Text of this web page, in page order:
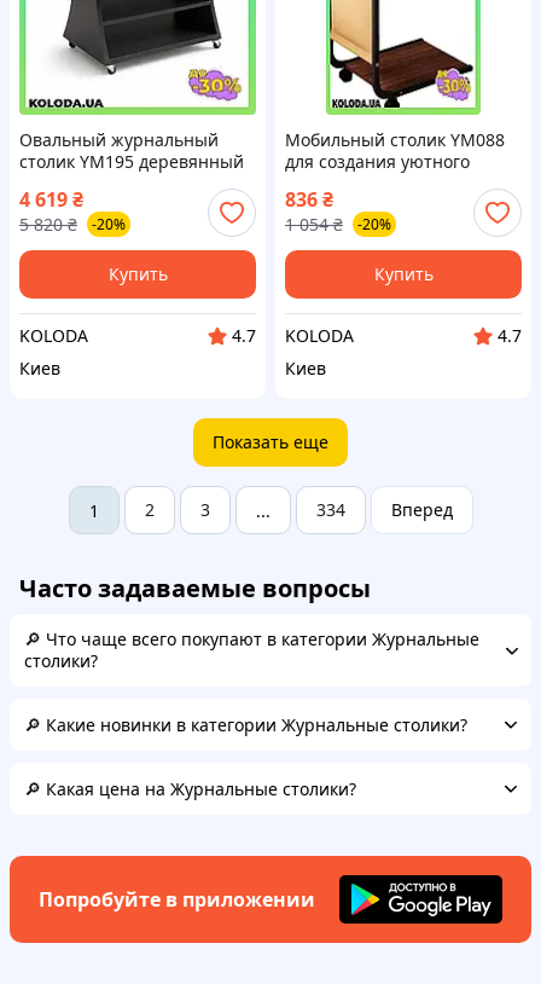
Овальный журнальный
столик YM195 деревянный
гостиной спальни дивана
4 619₴
5 820 ₴ -20%
Купить
KOLODA
4.7
Киев
Мобильный столик YM088
для создания уютного
836₴
1 054 ₴ -20%
Купить
KOLODA
4.7
Киев
Показать еще
1 2 3 ... 334 Вперед
Часто задаваемые вопросы
🔎 Что чаще всего покупают в категории Журнальные
столики?
🔎 Какие новинки в категории Журнальные столики?
🔎 Какая цена на Журнальные столики?
Попробуйте в приложении